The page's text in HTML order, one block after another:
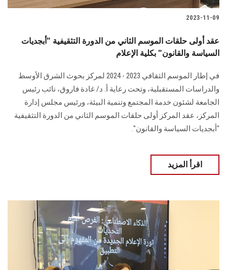
2023-11-09
عقد أولى حلقات الموسم الثاني من الدورة التثقيفية "أبجديات
السياسة والقانون" بكلية الإعلام
في إطار الموسم الثقافي 2023 - 2024 لمركز بحوث الشرق الأوسط
والدراسات المستقبلية، وتحت رعاية أ. د/ غادة فاروق، نائب رئيس
الجامعة لشئون خدمة المجتمع وتنمية البيئة، ورئيس مجلس إدارة
المركز، عقد المركز أولى حلقات الموسم الثاني من الدورة التثقيفية
"أبجديات السياسة والقانون".
اقرأ المزيد